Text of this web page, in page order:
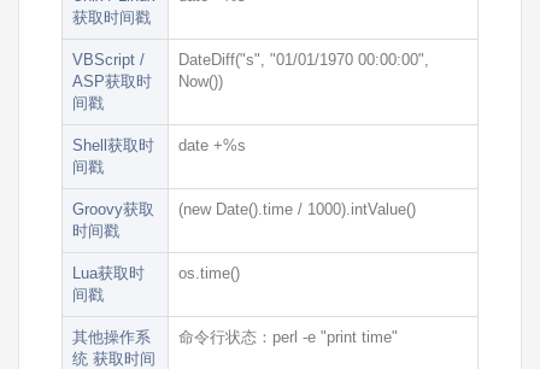
获取时间戳
VBScript /
ASP获取时
间戳
DateDiff("s", "01/01/1970 00:00:00",
Now())
Shell获取时
间戳
date +%s
Groovy获取
时间戳
(new Date().time / 1000).intValue()
Lua获取时
间戳
os.time()
其他操作系
统 获取时间
命令行状态： perl -e "print time"